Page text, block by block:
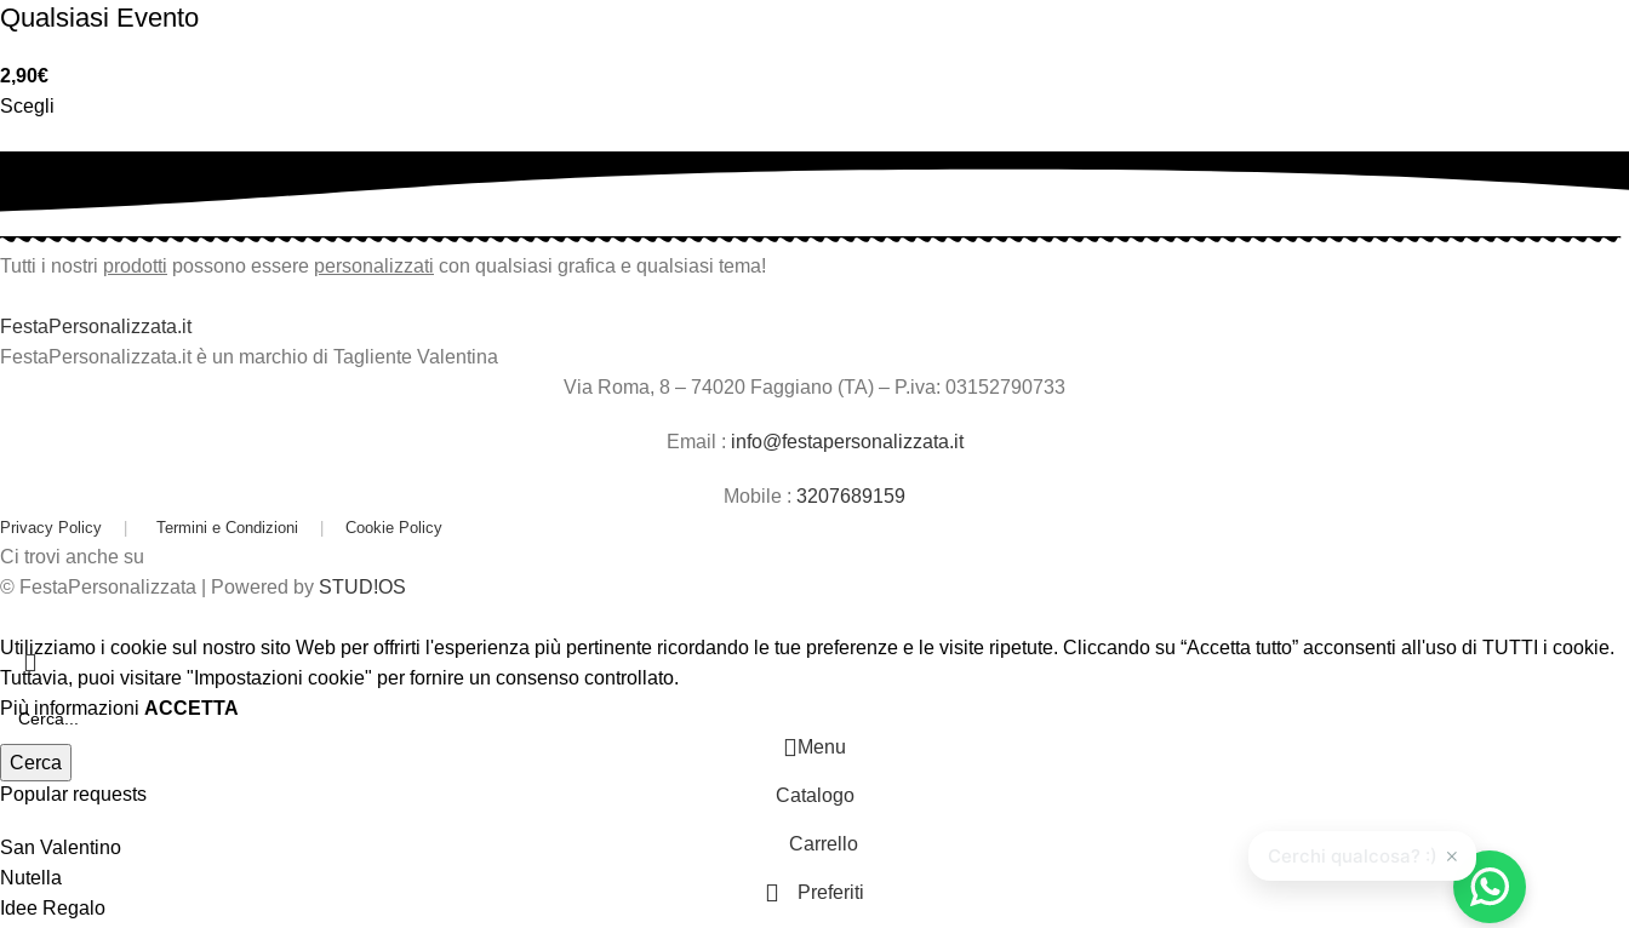
Qualsiasi Evento
2,90€
Scegli
Tutti i nostri prodotti possono essere personalizzati con qualsiasi grafica e qualsiasi tema!
FestaPersonalizzata.it
FestaPersonalizzata.it è un marchio di Tagliente Valentina
Via Roma, 8 – 74020 Faggiano (TA) – P.iva: 03152790733
Email : info@festapersonalizzata.it
Mobile : 3207689159
Privacy Policy | Termini e Condizioni | Cookie Policy
Ci trovi anche su
© FestaPersonalizzata | Powered by STUD!OS
Cerca
Popular requests
San Valentino
Nutella
Idee Regalo
Utilizziamo i cookie sul nostro sito Web per offrirti l'esperienza più pertinente ricordando le tue preferenze e le visite ripetute. Cliccando su “Accetta tutto” acconsenti all'uso di TUTTI i cookie.
Tuttavia, puoi visitare "Impostazioni cookie" per fornire un consenso controllato.
Più informazioni ACCETTA
×
Menu
Catalogo
Carrello
Preferiti